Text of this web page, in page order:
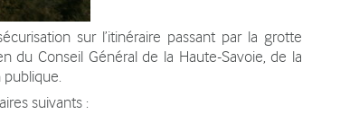
sur l’itinéraire passant par la grotte
du Conseil Général de la Haute-Savoie, de la
suivants :